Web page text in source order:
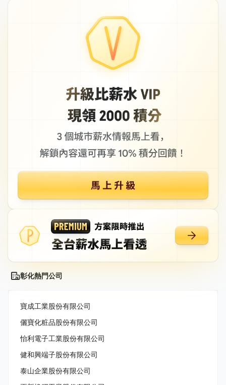
彰化熱門公司
寶成工業股份有限公司
儷寶化粧品股份有限公司
怡利電子工業股份有限公司
健和興端子股份有限公司
泰山企業股份有限公司